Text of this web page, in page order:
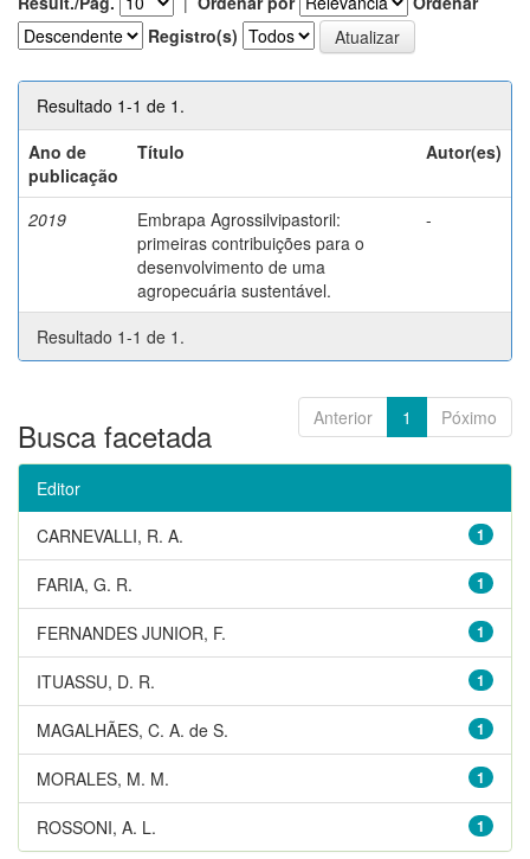
Registro(s)
Resultado 1-1 de 1.
Ano de
publicação
Título Autor(es)
2019
Embrapa Agrossilvipastoril:
primeiras contribuições para o
desenvolvimento de uma
agropecuária sustentável.
-
Resultado 1-1 de 1.
Anterior 1 Póximo
Busca facetada
Editor
1
CARNEVALLI, R. A.
1
FARIA, G. R.
1
FERNANDES JUNIOR, F.
1
ITUASSU, D. R.
1
MAGALHÃES, C. A. de S.
1
MORALES, M. M.
1
ROSSONI, A. L.